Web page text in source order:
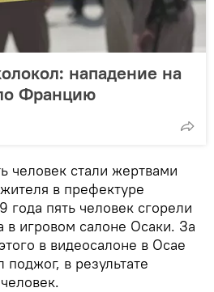
нападение на
Францию
человек стали жертвами
в префектуре
пять человек сгорели
в игровом салоне Осаки. За
в видеосалоне в Осае
в результате